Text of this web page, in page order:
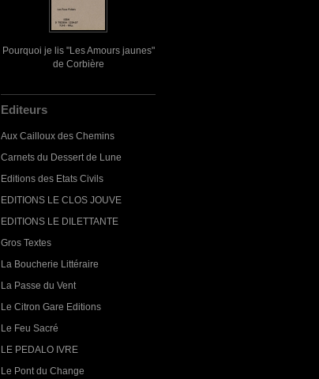
Pourquoi je lis "Les Amours jaunes"
de Corbière
Editeurs
Aux Cailloux des Chemins
Carnets du Dessert de Lune
Editions des Etats Civils
EDITIONS LE CLOS JOUVE
EDITIONS LE DILETTANTE
Gros Textes
La Boucherie Littéraire
La Passe du Vent
Le Citron Gare Editions
Le Feu Sacré
LE PEDALO IVRE
Le Pont du Change